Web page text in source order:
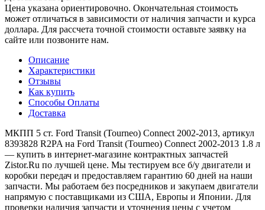
Цена указана ориентировочно. Окончательная стоимость
может отличаться в зависимости от наличия запчасти и курса
доллара. Для рассчета точной стоимости оставьте заявку на
сайте или позвоните нам.
Описание
Характеристики
Отзывы
Как купить
Способы Оплаты
Доставка
МКПП 5 ст. Ford Transit (Tourneo) Connect 2002-2013, артикул
8393828 R2PA на Ford Transit (Tourneo) Connect 2002-2013 1.8 л
— купить в интернет-магазине контрактных запчастей
Zistor.Ru по лучшей цене. Мы тестируем все б/у двигатели и
коробки передач и предоставляем гарантию 60 дней на наши
запчасти. Мы работаем без посредников и закупаем двигатели
напрямую с поставщиками из США, Европы и Японии. Для
проверки наличия запчасти и уточнения цены с учетом